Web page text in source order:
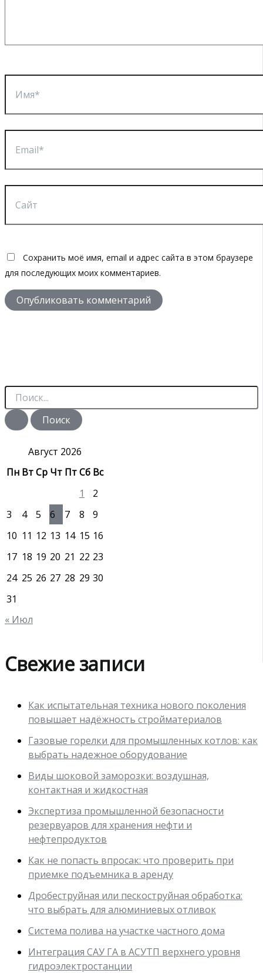
Имя*
Email*
Сайт
Сохранить моё имя, email и адрес сайта в этом браузере
для последующих моих комментариев.
П
и
с
Август 2026
Пн ВтСр Чт ПтСб Вс
1
2
3
4 5 6 7 8
9
10 11 12 13 14 15 16
17 18 19 20 21 22 23
24 25 26 27 28 29 30
31
« Июл
Свежие записи
Как испытательная техника нового поколения
повышает надёжность стройматериалов
Газовые горелки для промышленных котлов: как
выбрать надежное оборудование
Виды шоковой заморозки: воздушная,
контактная и жидкостная
Экспертиза промышленной безопасности
резервуаров для хранения нефти и
нефтепродуктов
Как не попасть впросак: что проверить при
приемке подъемника в аренду
Дробеструйная или пескоструйная обработка:
что выбрать для алюминиевых отливок
Система полива на участке частного дома
Интеграция САУ ГА в АСУТП верхнего уровня
гидроэлектростанции